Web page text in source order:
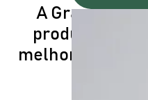
A Grandha
produzir e
melhor em